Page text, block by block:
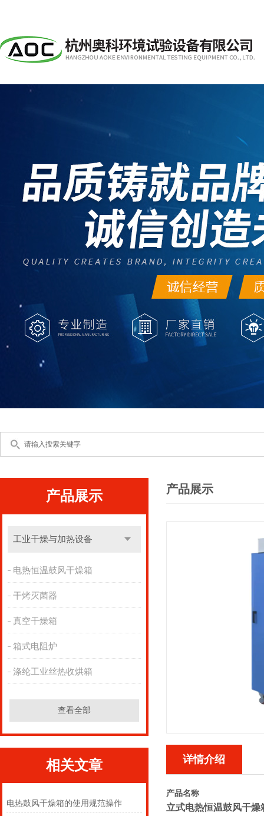
产品展示
工业干燥与加热设备
电热恒温鼓风干燥箱
干烤灭菌器
真空干燥箱
箱式电阻炉
涤纶工业丝热收烘箱
查看全部
相关文章
电热鼓风干燥箱的使用规范操作
产品展示
详情介绍
产品名称
立式电热恒温鼓风干燥